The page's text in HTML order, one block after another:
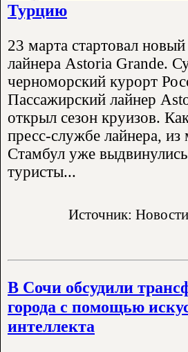
Турцию
23 марта стартовал
лайнера Astoria Grande.
черноморский курорт
Пассажирский лайнер
открыл сезон круизов.
пресс-службе лайнера,
Стамбул уже
туристы...
Источник:
В Сочи обсудили
города с помощью
интеллекта